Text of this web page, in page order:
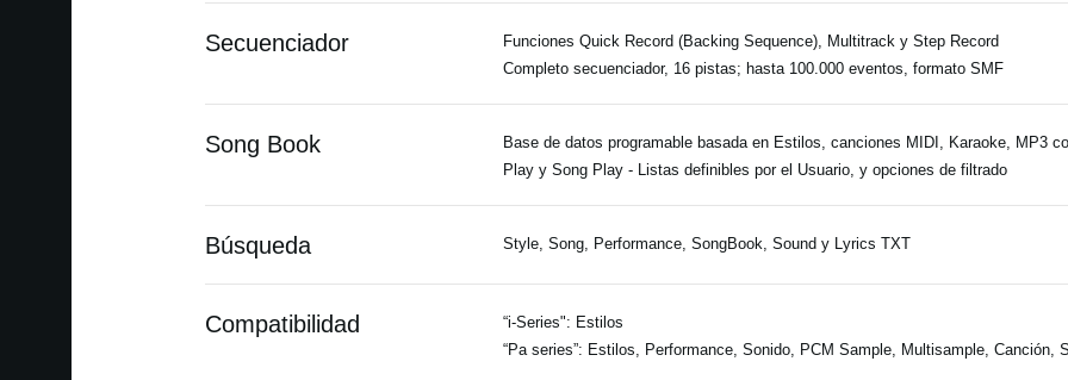
Secuenciador
Funciones Quick Record (Backing Sequence), Multitrack y Step Record
Completo secuenciador, 16 pistas; hasta 100.000 eventos, formato SMF
Song Book
Base de datos programable basada en Estilos, canciones MIDI, Karaoke, MP3
Play y Song Play - Listas definibles por el Usuario, y opciones de filtrado
Búsqueda Style, Song, Performance, SongBook, Sound y Lyrics TXT
Compatibilidad
“i-Series": Estilos
“Pa series”: Estilos, Performance, Sonido, PCM Sample, Multisample, Canción,